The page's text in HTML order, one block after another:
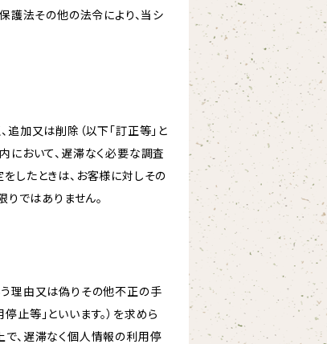
護法その他の法令により、当シ
加又は削除（以下「訂正等」と
において、遅滞なく必要な調査
したときは、お客様に対しその
ではありません。
う理由又は偽りその他不正の手
等」といいます。）を求めら
で、遅滞なく個人情報の利用停